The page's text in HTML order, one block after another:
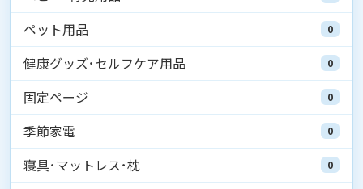
ペット用品 0
健康グッズ･セルフケア用品 0
固定ページ 0
季節家電 0
寝具･マットレス･枕 0